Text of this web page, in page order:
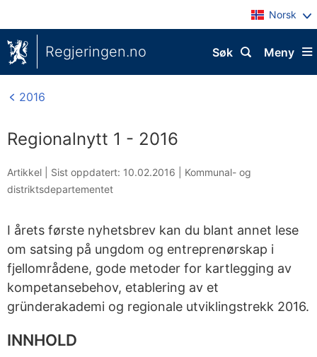
Norsk
Regjeringen.no Meny
Søk
2016
Regionalnytt 1 - 2016
Artikkel | Sist oppdatert: 10.02.2016
Kommunal- og
distriktsdepartementet
I årets første nyhetsbrev kan du blant annet lese
om satsing på ungdom og entreprenørskap i
fjellområdene, gode metoder for kartlegging av
kompetansebehov, etablering av et
gründerakademi og regionale utviklingstrekk 2016.
INNHOLD